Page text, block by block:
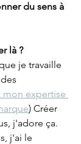
du sens à
là ?
je travaille
mon expertise
) Créer
j'adore ça.
j'ai le